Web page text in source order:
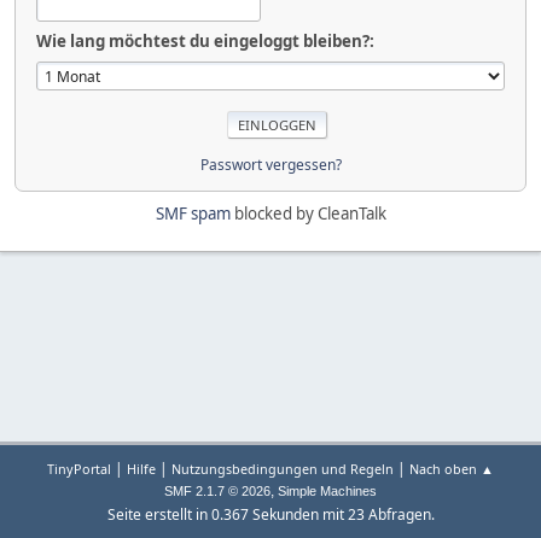
Wie lang möchtest du eingeloggt bleiben?:
Passwort vergessen?
SMF spamblocked by CleanTalk
TinyPortal | Hilfe | Nutzungsbedingungen und Regeln | Nach oben ▲
SMF 2.1.7 © 2026, Simple Machines
Seite erstellt in 0.367 Sekunden mit 23 Abfragen.